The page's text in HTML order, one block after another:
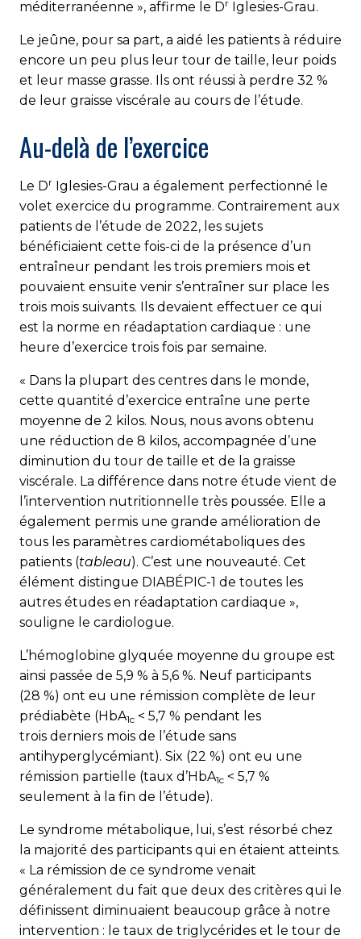
méditerranéenne », affirme le Dr Iglesies-Grau.
Le jeûne, pour sa part, a aidé les patients à réduire
encore un peu plus leur tour de taille, leur poids
et leur masse grasse. Ils ont réussi à perdre 32 %
de leur graisse viscérale au cours de l’étude.
Au-delà de l’exercice
Le Dr Iglesies-Grau a également perfectionné le
volet exercice du programme. Contrairement aux
patients de l’étude de 2022, les sujets
bénéficiaient cette fois-ci de la présence d’un
entraîneur pendant les trois premiers mois et
pouvaient ensuite venir s’entraîner sur place les
trois mois suivants. Ils devaient effectuer ce qui
est la norme en réadaptation cardiaque : une
heure d’exercice trois fois par semaine.
« Dans la plupart des centres dans le monde,
cette quantité d’exercice entraîne une perte
moyenne de 2 kilos. Nous, nous avons obtenu
une réduction de 8 kilos, accompagnée d’une
diminution du tour de taille et de la graisse
viscérale. La différence dans notre étude vient de
l’intervention nutritionnelle très poussée. Elle a
également permis une grande amélioration de
tous les paramètres cardiométaboliques des
patients (tableau). C’est une nouveauté. Cet
élément distingue DIABÉPIC-1 de toutes les
autres études en réadaptation cardiaque »,
souligne le cardiologue.
L’hémoglobine glyquée moyenne du groupe est
ainsi passée de 5,9 % à 5,6 %. Neuf participants
(28 %) ont eu une rémission complète de leur
prédiabète (HbA1c
5,7 % pendant les
trois derniers mois de l’étude sans
antihyperglycémiant). Six (22 %) ont eu une
rémission partielle (taux d’HbA1c
5,7 %
seulement à la fin de l’étude).
Le syndrome métabolique, lui, s’est résorbé chez
la majorité des participants qui en étaient atteints.
« La rémission de ce syndrome venait
généralement du fait que deux des critères qui le
définissent diminuaient beaucoup grâce à notre
intervention : le taux de triglycérides et le tour de